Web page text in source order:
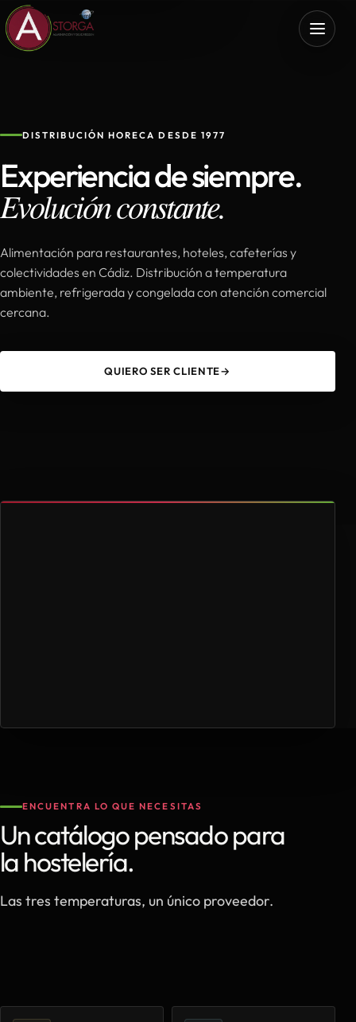
DISTRIBUCIÓN HORECA DESDE 1977
Experiencia de siempre.
Evolución constante.
Alimentación para restaurantes, hoteles, cafeterías y
colectividades en Cádiz. Distribución a temperatura
ambiente, refrigerada y congelada con atención comercial
cercana.
QUIERO SER CLIENTE→
ENCUENTRA LO QUE NECESITAS
Un catálogo pensado para
la hostelería.
Las tres temperaturas, un único proveedor.